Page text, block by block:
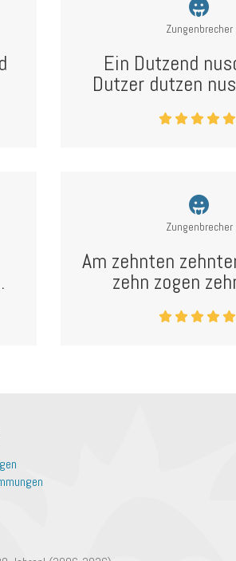
Zungenbrecher
Ein Dutzend
Dutzer dutzen
Zungenbrecher
Am zehnten
zehn zogen